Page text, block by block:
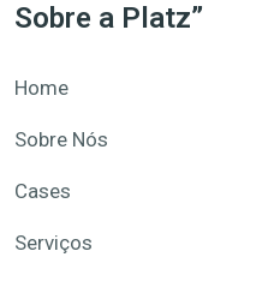
Sobre a Platz”
Home
Sobre Nós
Cases
Serviços